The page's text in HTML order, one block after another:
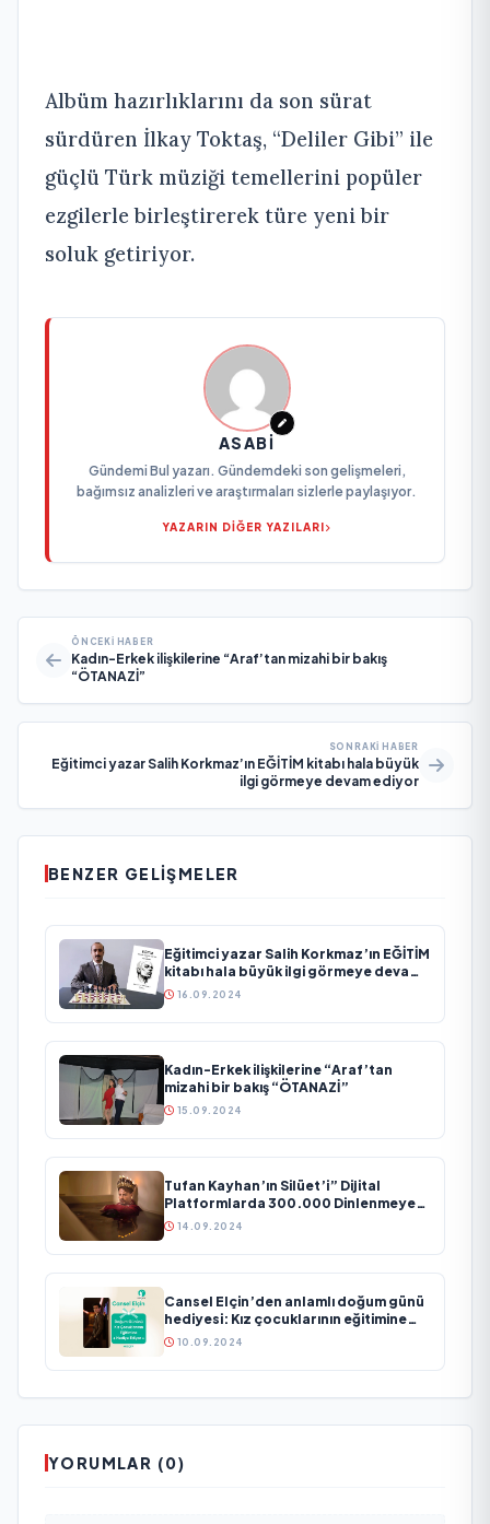
Albüm hazırlıklarını da son sürat
sürdüren İlkay Toktaş, “Deliler Gibi” ile
güçlü Türk müziği temellerini popüler
ezgilerle birleştirerek türe yeni bir
soluk getiriyor.
ASABI
Gündemi Bul yazarı. Gündemdeki son gelişmeleri,
bağımsız analizleri ve araştırmaları sizlerle paylaşıyor.
YAZARIN DİĞER YAZILARI
ÖNCEKI HABER
Kadın-Erkek ilişkilerine “Araf’tan mizahi bir bakış
“ÖTANAZİ”
SONRAKI HABER
Eğitimci yazar Salih Korkmaz’ın EĞİTİM kitabı hala büyük
ilgi görmeye devam ediyor
BENZER GELIŞMELER
Eğitimci yazar Salih Korkmaz’ın EĞİTİM
kitabı hala büyük ilgi görmeye devam
ediyor
16.09.2024
Kadın-Erkek ilişkilerine “Araf’tan
mizahi bir bakış “ÖTANAZİ”
15.09.2024
Tufan Kayhan’ın Silüet’i” Dijital
Platformlarda 300.000 Dinlenmeye
Ulaştı
14.09.2024
Cansel Elçin’den anlamlı doğum günü
hediyesi: Kız çocuklarının eğitimine
destek
10.09.2024
YORUMLAR (0)